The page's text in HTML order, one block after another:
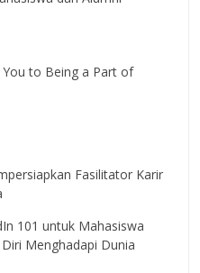
to Being a Part of
Fasilitator Karir
101 untuk Mahasiswa
Menghadapi Dunia